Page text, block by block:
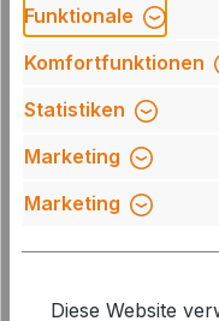
Stck
Artikelnummer:
Beschreibung
Funktionale
Komfortfunktionen
Statistiken
Marketing
Marketing
Diese Website